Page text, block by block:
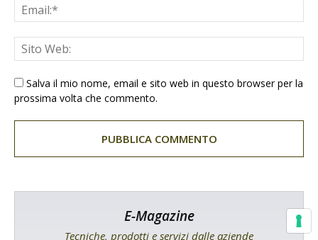
Salva il mio nome, email e sito web in questo browser per la
prossima volta che commento.
E-Magazine
Tecniche, prodotti e servizi dalle aziende